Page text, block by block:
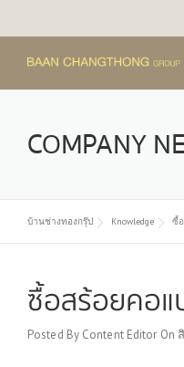
COMPANY
บ้านช่างทองกรุ๊ป Knowledge ซื้
ซื้อสร้อยคอแ
Posted By Content Editor On